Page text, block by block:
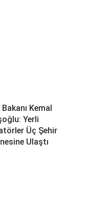
Bakanı Kemal
Yerli
Üç Şehir
Ulaştı